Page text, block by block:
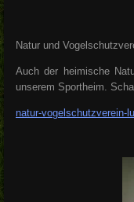
Natur und
Auch der heimische
unserem Sportheim.
natur-vogelschutzverein-